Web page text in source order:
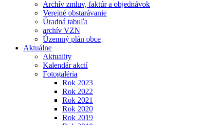
Archív zmluv, faktúr a objednávok
Verejné obstarávanie
Úradná tabuľa
archív VZN
Územný plán obce
Aktuálne
Aktuality
Kalendár akcií
Fotogaléria
Rok 2023
Rok 2022
Rok 2021
Rok 2020
Rok 2019